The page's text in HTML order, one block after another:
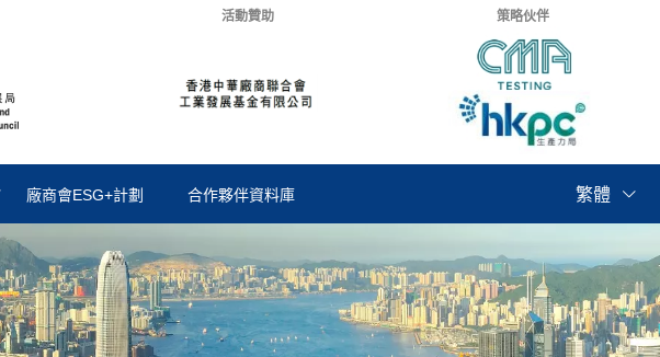
活動贊助 策略伙伴
廠商會ESG+計劃 合作夥伴資料庫 繁體